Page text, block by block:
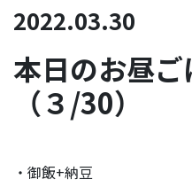
2022.03.30
本日のお昼
（３/30）
・御飯+納豆